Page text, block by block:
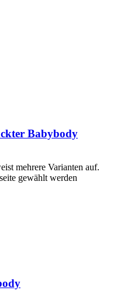
Babybody
mehrere Varianten auf.
gewählt werden